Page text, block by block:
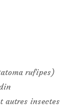
rufipes)
autres insectes